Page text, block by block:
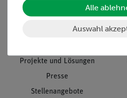
Informationen
Projekte und Lösungen
Presse
Stellenangebote
Alle
Auswahl